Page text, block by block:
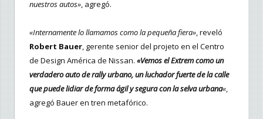
nuestros autos» , agregó.
«Internamente lo llamamos como la pequeña fiera», reveló
Robert Bauer, gerente senior del projeto en el Centro
de Design América de Nissan. «Vemos el Extrem como un
verdadero auto de rally urbano, un luchador fuerte de la calle
que puede lidiar de forma ágil y segura con la selva urbana«,
agregó Bauer en tren metafórico.